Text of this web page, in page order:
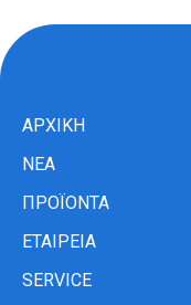
ΑΡΧΙΚΗ
ΝΕΑ
ΠΡΟΪΟΝΤΑ
ΕΤΑΙΡΕΙΑ
SERVICE